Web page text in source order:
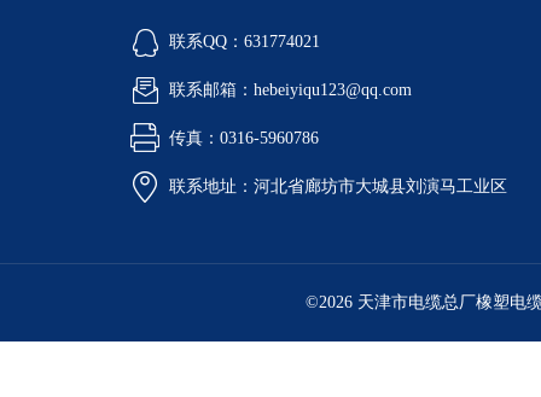
联系QQ：631774021
联系邮箱：hebeiyiqu123@qq.com
传真：0316-5960786
联系地址：河北省廊坊市大城县刘演马工业区
©2026 天津市电缆总厂橡塑电